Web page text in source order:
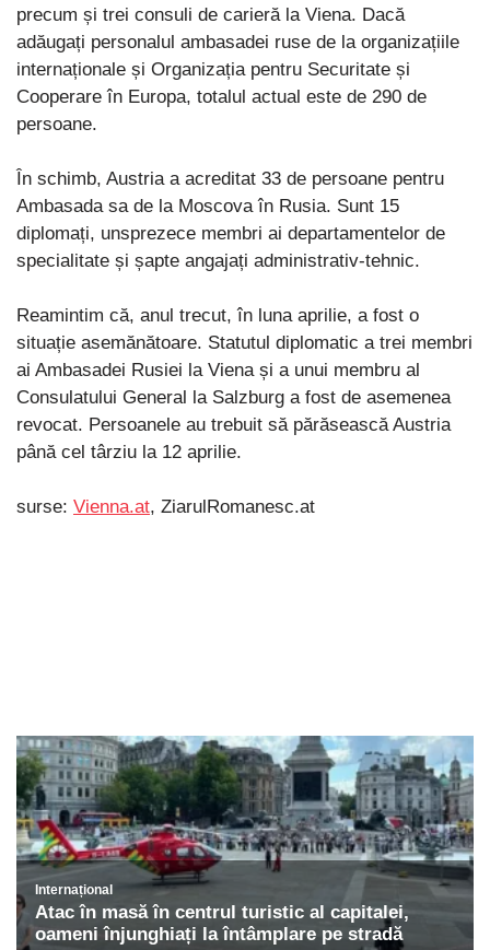
precum și trei consuli de carieră la Viena. Dacă
adăugați personalul ambasadei ruse de la organizațiile
internaționale și Organizația pentru Securitate și
Cooperare în Europa, totalul actual este de 290 de
persoane.
În schimb, Austria a acreditat 33 de persoane pentru
Ambasada sa de la Moscova în Rusia. Sunt 15
diplomați, unsprezece membri ai departamentelor de
specialitate și șapte angajați administrativ-tehnic.
Reamintim că, anul trecut, în luna aprilie, a fost o
situație asemănătoare. Statutul diplomatic a trei membri
ai Ambasadei Rusiei la Viena și a unui membru al
Consulatului General la Salzburg a fost de asemenea
revocat. Persoanele au trebuit să părăsească Austria
până cel târziu la 12 aprilie.
surse: Vienna.at, ZiarulRomanesc.at